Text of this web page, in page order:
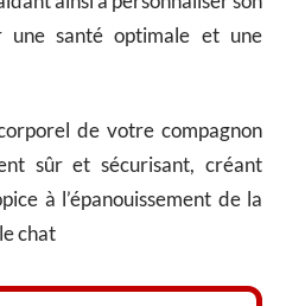
une santé optimale et une
de votre compagnon
sûr et sécurisant, créant
à l’épanouissement de la
chat